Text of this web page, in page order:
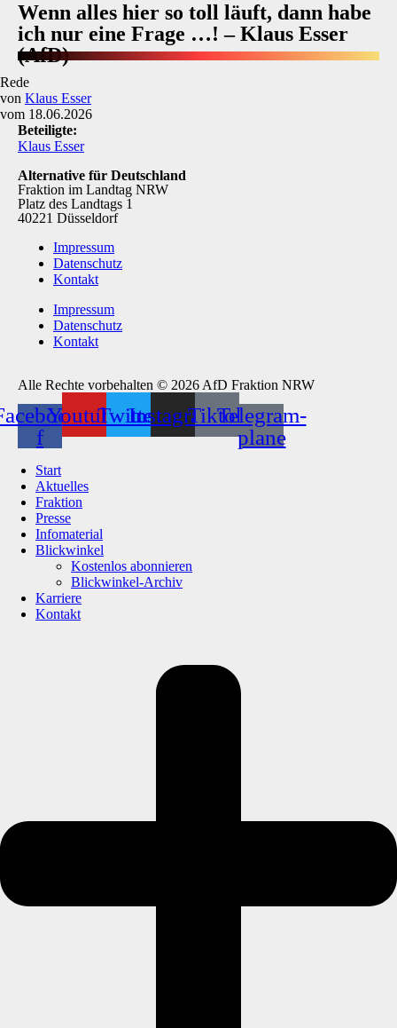
Wenn alles hier so toll läuft, dann habe
ich nur eine Frage …! – Klaus Esser
(AfD)
Rede
von Klaus Esser
vom 18.06.2026
Beteiligte:
Klaus Esser
Alternative für Deutschland
Fraktion im Landtag NRW
Platz des Landtags 1
40221 Düsseldorf
Impressum
Datenschutz
Kontakt
Impressum
Datenschutz
Kontakt
Alle Rechte vorbehalten © 2026 AfD Fraktion NRW
f
YoutubeTwitterInstagramTiktokTelegram-
plane
Start
Aktuelles
Fraktion
Presse
Infomaterial
Blickwinkel
Kostenlos abonnieren
Blickwinkel-Archiv
Karriere
Kontakt